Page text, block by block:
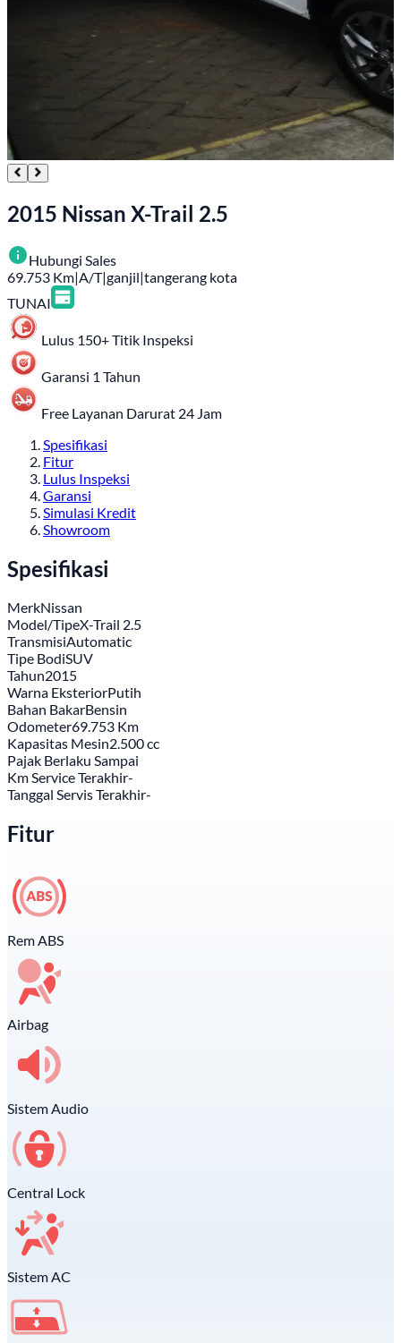
2015 Nissan X-Trail 2.5
Hubungi Sales
69.753 Km|A/T|ganjil|tangerang kota
TUNAI
Lulus 150+ Titik Inspeksi
Garansi 1 Tahun
Free Layanan Darurat 24 Jam
Spesifikasi
Fitur
Lulus Inspeksi
Garansi
Simulasi Kredit
Showroom
Spesifikasi
MerkNissan
Model/TipeX-Trail 2.5
TransmisiAutomatic
Tipe BodiSUV
Tahun2015
Warna EksteriorPutih
Bahan BakarBensin
Odometer69.753 Km
Kapasitas Mesin2.500 cc
Pajak Berlaku Sampai
Km Service Terakhir-
Tanggal Servis Terakhir-
Fitur
Rem ABS
Airbag
Sistem Audio
Central Lock
Sistem AC